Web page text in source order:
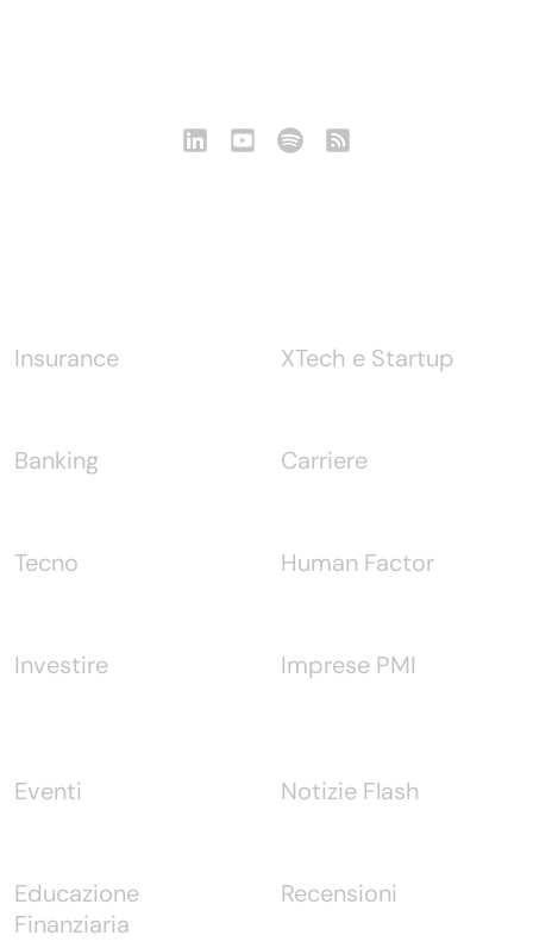
Insurance
Banking
Tecno
Investire
XTech e Startup
Carriere
Human Factor
Imprese PMI
Eventi
Educazione
Finanziaria
Notizie Flash
Recensioni